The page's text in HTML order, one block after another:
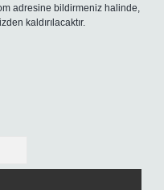
adresine bildirmeniz halinde,
kaldırılacaktır.